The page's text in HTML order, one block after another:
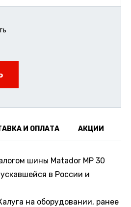
И ОПЛАТА АКЦИИ
шины Matador MP 30
в России и
на оборудовании, ранее